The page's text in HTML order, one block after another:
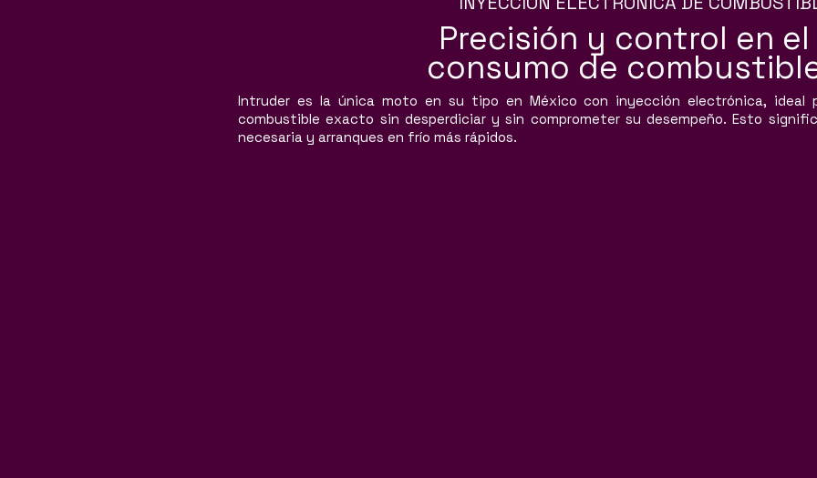
Precisión y control en el
consumo de
Intruder es la única moto en su tipo en México con inyección electrónica, ideal
combustible exacto sin desperdiciar y sin comprometer su desempeño. Esto
necesaria y arranques en frío más rápidos.